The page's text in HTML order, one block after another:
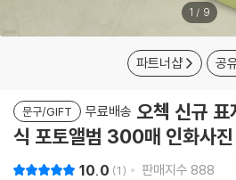
1 / 9
파트너샵 공
문구/GIFT 무료배송 오첵 신규
식 포토앨범 300매 인화사진
10.0 1 판매지수 888